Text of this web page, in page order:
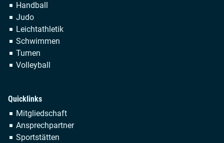
Handball
Judo
Leichtathletik
Schwimmen
Turnen
Volleyball
Quicklinks
Navigation
überspringen
Mitgliedschaft
Ansprechpartner
Sportstätten